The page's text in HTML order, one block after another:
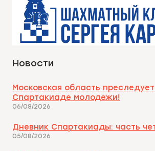
Новости
Московская область
Спартакиаде молодежи!
06/08/2026
Дневник Спартакиады: часть
05/08/2026